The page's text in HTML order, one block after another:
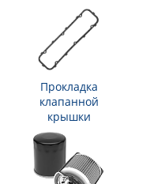
Прокладка
клапанной
крышки